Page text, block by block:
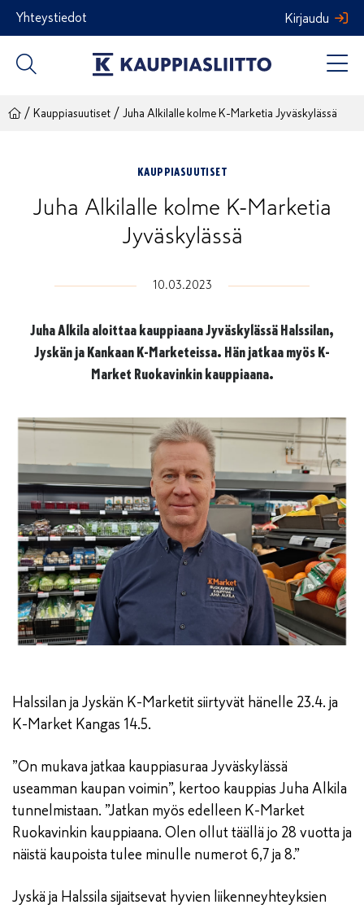
Siirry
sisältöön
Yhteystiedot Kirjaudu
/ Kauppiasuutiset / Juha Alkilalle kolme K-Marketia Jyväskylässä
KAUPPIASUUTISET
Juha Alkilalle kolme K-Marketia
Jyväskylässä
10.03.2023
Juha Alkila aloittaa kauppiaana Jyväskylässä Halssilan,
Jyskän ja Kankaan K-Marketeissa. Hän jatkaa myös K-
Market Ruokavinkin kauppiaana.
Halssilan ja Jyskän K-Marketit siirtyvät hänelle 23.4. ja
K-Market Kangas 14.5.
”On mukava jatkaa kauppiasuraa Jyväskylässä
useamman kaupan voimin”, kertoo kauppias Juha Alkila
tunnelmistaan. ”Jatkan myös edelleen K-Market
Ruokavinkin kauppiaana. Olen ollut täällä jo 28 vuotta ja
näistä kaupoista tulee minulle numerot 6,7 ja 8.”
Jyskä ja Halssila sijaitsevat hyvien liikenneyhteyksien